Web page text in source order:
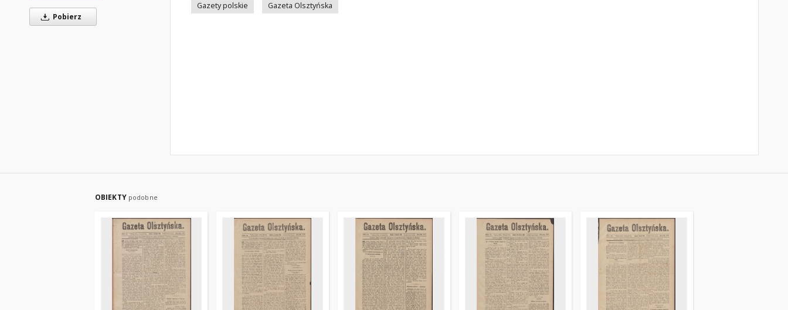
Pobierz
Gazety polskie
Gazeta Olsztyńska
OBIEKTY podobne